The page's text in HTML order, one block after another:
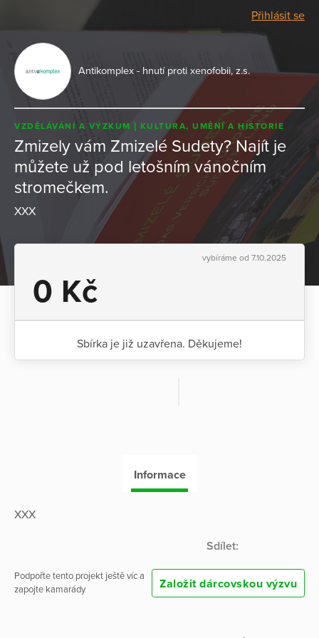
Přihlásit se
Antikomplex - hnutí proti xenofobii, z.s.
VZDĚLÁVÁNÍ A VÝZKUM KULTURA, UMĚNÍ A HISTORIE
Zmizely vám Zmizelé Sudety? Najít je
můžete už pod letošním vánočním
stromečkem.
XXX
vybíráme od 7.10.2025
0 Kč
Sbírka je již uzavřena. Děkujeme!
Informace
XXX
Sdílet:
Podpořte tento projekt ještě víc a
zapojte kamarády
Založit dárcovskou výzvu